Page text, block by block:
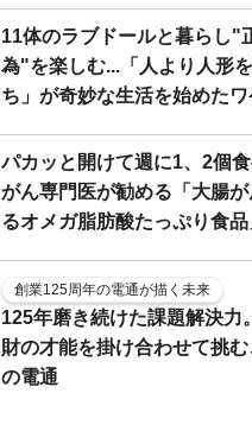
11体のラブドールと暮らし"
為"を楽しむ...「人より人形
ち」が奇妙な生活を始めたワ
パカッと開けて週に1、2個
がん専門医が勧める「大腸
るオメガ脂肪酸たっぷり食品
創業125周年の電通が描く未来
125年磨き続けた課題解決力
財の才能を掛け合わせて挑
の電通